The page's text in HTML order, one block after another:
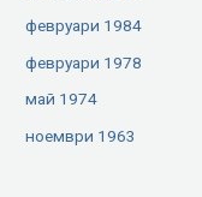
февруари 1984
февруари 1978
май 1974
ноември 1963